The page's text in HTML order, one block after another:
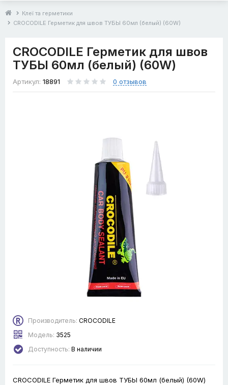
Клеї та герметики
CROCODILE Герметик для швов ТУБЫ 60мл (белый) (60W)
CROCODILE Герметик для швов
ТУБЫ 60мл (белый) (60W)
Артикул: 18891 0 отзывов
Производитель: CROCODILE
Модель: 3525
Доступность: В наличии
CROCODILE Герметик для швов ТУБЫ 60мл (белый) (60W)